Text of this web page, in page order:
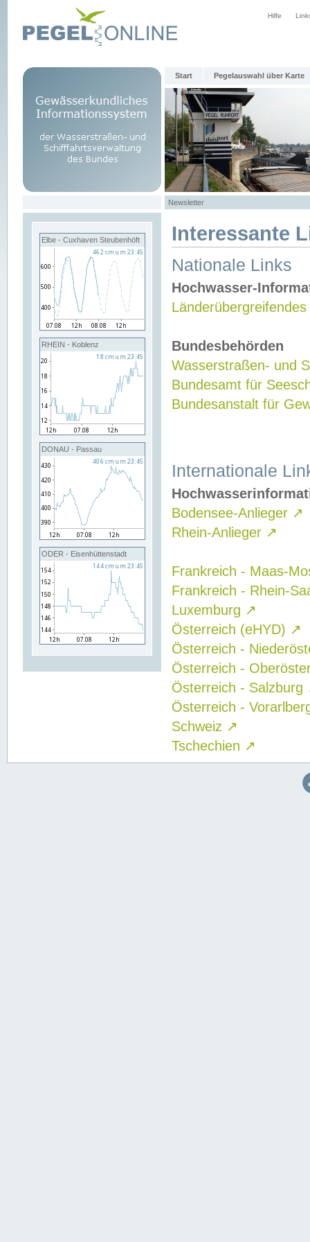
Hilfe
Start Pegelauswahl über Karte
Newsletter
Elbe - Cuxhaven Steubenhöft
RHEIN - Koblenz
DONAU - Passau
ODER - Eisenhüttenstadt
Interessante
Nationale Links
Hochwasser-
Bundesbehörden
Wasserstraßen- und
Bundesamt für
Bundesanstalt für
Internationale
Bodensee-Anlieger ↗
Rhein-Anlieger ↗
Frankreich - Maas-
Frankreich - Rhein-
Luxemburg ↗
Österreich (eHYD) ↗
Österreich -
Österreich -
Österreich - Salzburg
Österreich -
Schweiz ↗
Tschechien ↗